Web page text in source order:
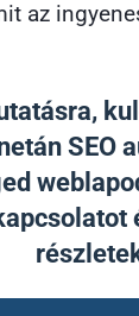
az
SEO